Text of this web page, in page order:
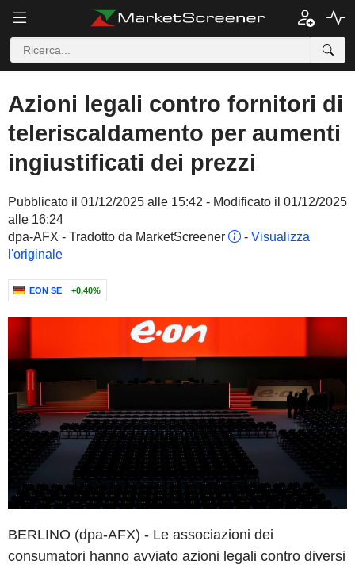
Azioni legali contro fornitori di
teleriscaldamento per aumenti
ingiustificati dei prezzi
Pubblicato il 01/12/2025 alle 15:42 - Modificato il 01/12/2025
alle 16:24
dpa-AFX - Tradotto da MarketScreener
- Visualizza
l'originale
EON SE +0,40%
BERLINO (dpa-AFX) - Le associazioni dei
consumatori hanno avviato azioni legali contro diversi